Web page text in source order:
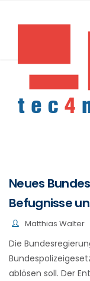
Neues
Befugnisse
Matthias Walter
Die
ablösen soll. Der